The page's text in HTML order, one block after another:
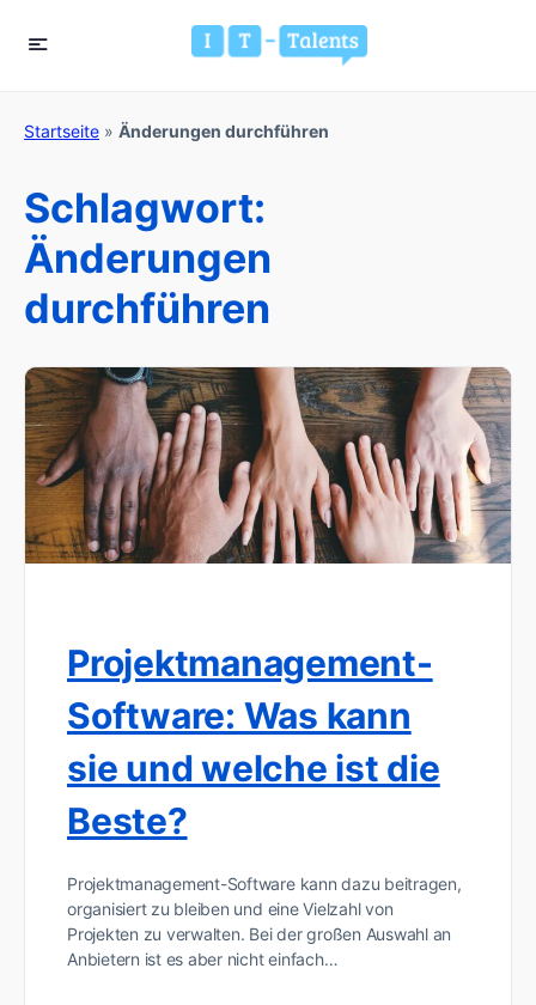
Startseite » Änderungen durchführen
Schlagwort:
Änderungen
durchführen
Projektmanagement-
Software: Was kann
sie und welche ist die
Beste?
Projektmanagement-Software kann dazu beitragen,
organisiert zu bleiben und eine Vielzahl von
Projekten zu verwalten. Bei der großen Auswahl an
Anbietern ist es aber nicht einfach…